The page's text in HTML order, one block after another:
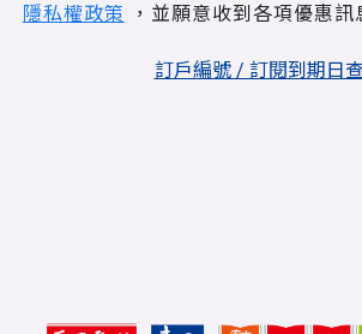
隱私權政策 ，並願意收到各項優惠訊
訂戶編號 / 訂閱到期日